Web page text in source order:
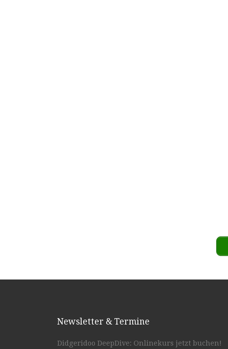
Newsletter & Termine
Didgeridoo DeepDive: Onlinekurs jetzt buchen!